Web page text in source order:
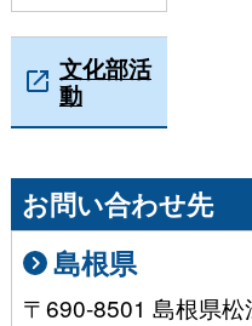
文化部活
動
お問い合わせ先
島根県
〒690-8501 島根県